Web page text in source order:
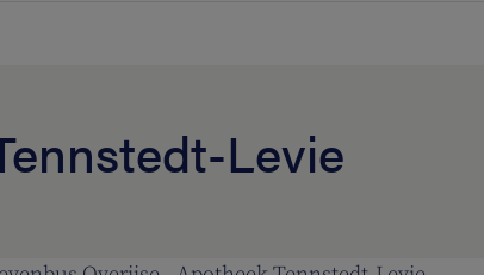
Levie